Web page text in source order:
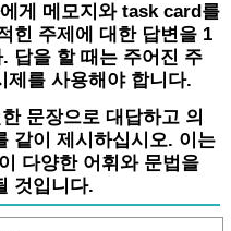
게 메모지와 task card를
힌 주제에 대한 답변을 1
답을 할 때는 주어진 주
제를 사용해야 합니다.
문장으로 대답하고 의
같이 제시하십시오. 이는
다양한 어휘와 문법을
것입니다.